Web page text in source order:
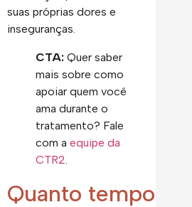
suas próprias dores e
inseguranças.
CTA: Quer saber
mais sobre como
apoiar quem você
ama durante o
tratamento? Fale
com a equipe da
CTR2.
Quanto tempo